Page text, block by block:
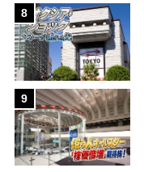
8
9